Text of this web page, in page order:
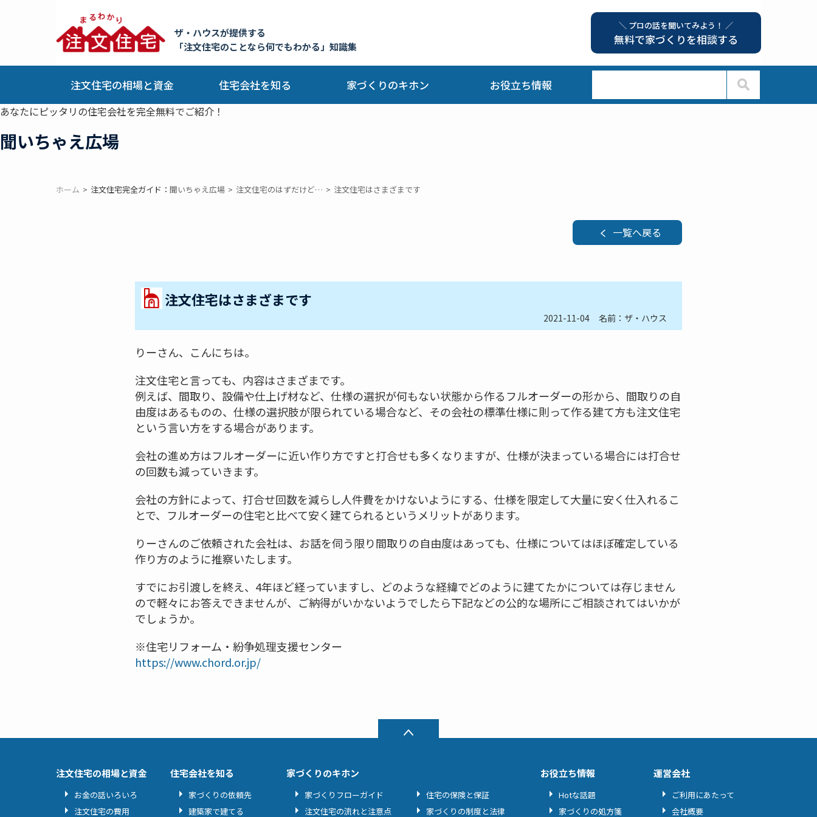
ザ・ハウスが提供する
「注文住宅のことなら何でもわかる」知識集
＼ プロの話を聞いてみよう！ ／
無料で家づくりを相談する
注文住宅の相場と資金 住宅会社を知る 家づくりのキホン お役立ち情報
あなたにピッタリの住宅会社を完全無料でご紹介！
聞いちゃえ広場
ホーム 注文住宅完全ガイド： 聞いちゃえ広場 注文住宅のはずだけど… 注文住宅はさまざまです
一覧へ戻る
注文住宅はさまざまです
2021-11-04 名前：ザ・ハウス
りーさん、こんにちは。
注文住宅と言っても、内容はさまざまです。
例えば、間取り、設備や仕上げ材など、仕様の選択が何もない状態から作るフルオーダーの形から、間取りの自
由度はあるものの、仕様の選択肢が限られている場合など、その会社の標準仕様に則って作る建て方も注文住宅
という言い方をする場合があります。
会社の進め方はフルオーダーに近い作り方ですと打合せも多くなりますが、仕様が決まっている場合には打合せ
の回数も減っていきます。
会社の方針によって、打合せ回数を減らし人件費をかけないようにする、仕様を限定して大量に安く仕入れるこ
とで、フルオーダーの住宅と比べて安く建てられるというメリットがあります。
りーさんのご依頼された会社は、お話を伺う限り間取りの自由度はあっても、仕様についてはほぼ確定している
作り方のように推察いたします。
すでにお引渡しを終え、4年ほど経っていますし、どのような経緯でどのように建てたかについては存じません
ので軽々にお答えできませんが、ご納得がいかないようでしたら下記などの公的な場所にご相談されてはいかが
でしょうか。
※住宅リフォーム・紛争処理支援センター
https://www.chord.or.jp/
注文住宅の相場と資金
お金の話いろいろ
注文住宅の費用
住宅会社を知る
家づくりの依頼先
建築家で建てる
家づくりのキホン
家づくりフローガイド
注文住宅の流れと注意点
住宅の保険と保証
家づくりの制度と法律
お役立ち情報
Hotな話題
家づくりの処方箋
運営会社
ご利用にあたって
会社概要